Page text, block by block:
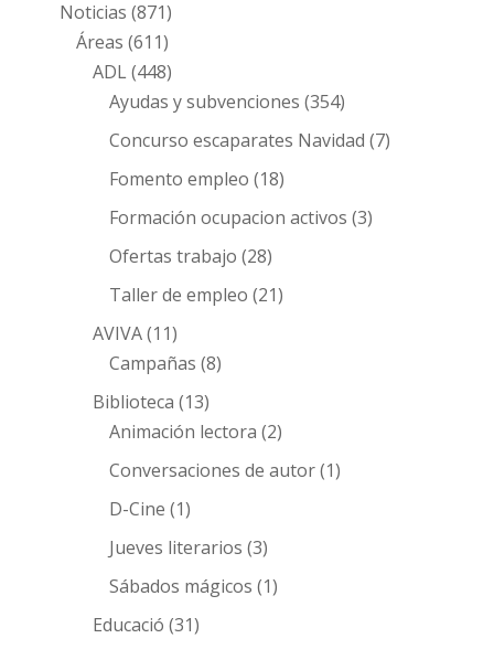
Noticias (871)
Áreas (611)
ADL(448)
Ayudas y subvenciones (354)
Concurso escaparates Navidad (7)
Fomento empleo (18)
Formación ocupacion activos (3)
Ofertas trabajo (28)
Taller de empleo (21)
AVIVA(11)
Campañas (8)
Biblioteca (13)
Animación lectora (2)
Conversaciones de autor(1)
D-Cine (1)
Jueves literarios (3)
Sábados mágicos (1)
Educació (31)